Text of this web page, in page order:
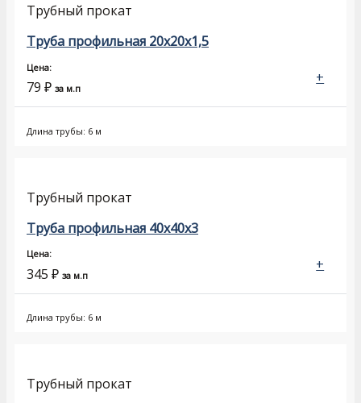
Трубный прокат
Труба профильная 20х20х1,5
Цена:
79 ₽ за м.п
Длина трубы: 6 м
+
Трубный прокат
Труба профильная 40х40х3
Цена:
345 ₽ за м.п
Длина трубы: 6 м
+
Трубный прокат